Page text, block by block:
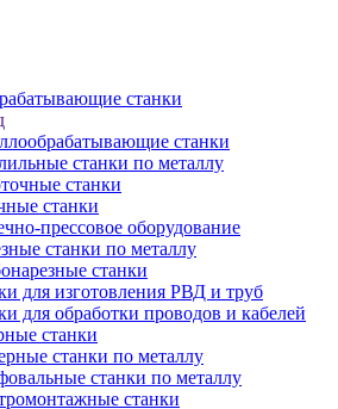
станки
станки
станки по металлу
станки
станки
прессовое оборудование
станки по металлу
станки
для изготовления РВД и труб
для обработки проводов и кабелей
станки
станки по металлу
станки по металлу
станки